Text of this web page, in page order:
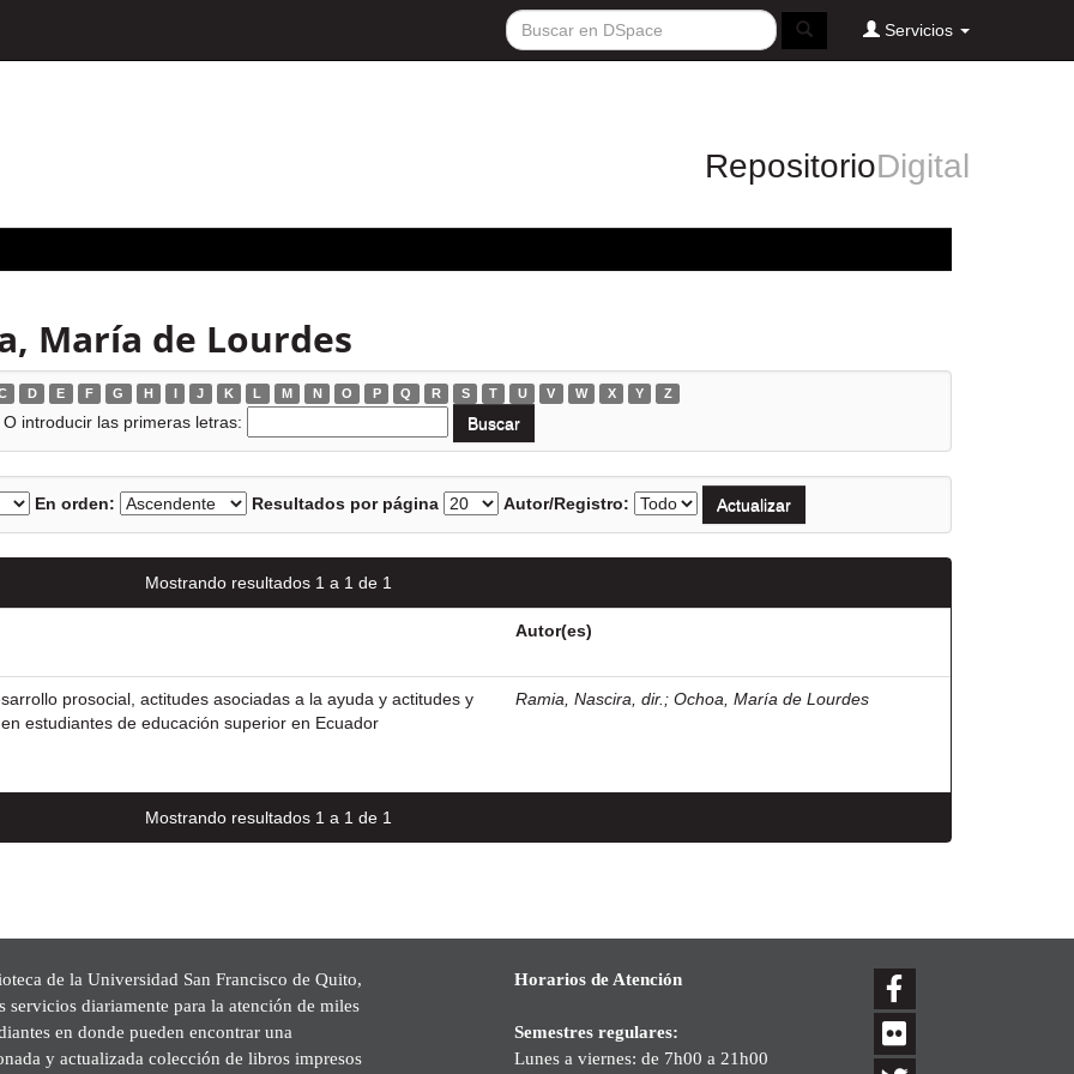
Servicios
RepositorioDigital
María de Lourdes
D E F G H I J K L M N O P Q R S T U V W X Y Z
O introducir las primeras letras:
En orden: Resultados por página Autor/Registro:
Mostrando resultados 1 a 1 de 1
Autor(es)
prosocial, actitudes asociadas a la ayuda y actitudes y
estudiantes de educación superior en Ecuador
Ramia, Nascira, dir. ; Ochoa, María de Lourdes
Mostrando resultados 1 a 1 de 1
de la Universidad San Francisco de Quito,
servicios diariamente para la atención de miles
en donde pueden encontrar una
y actualizada colección de libros impresos
Horarios de Atención
Semestres regulares:
Lunes a viernes: de 7h00 a 21h00